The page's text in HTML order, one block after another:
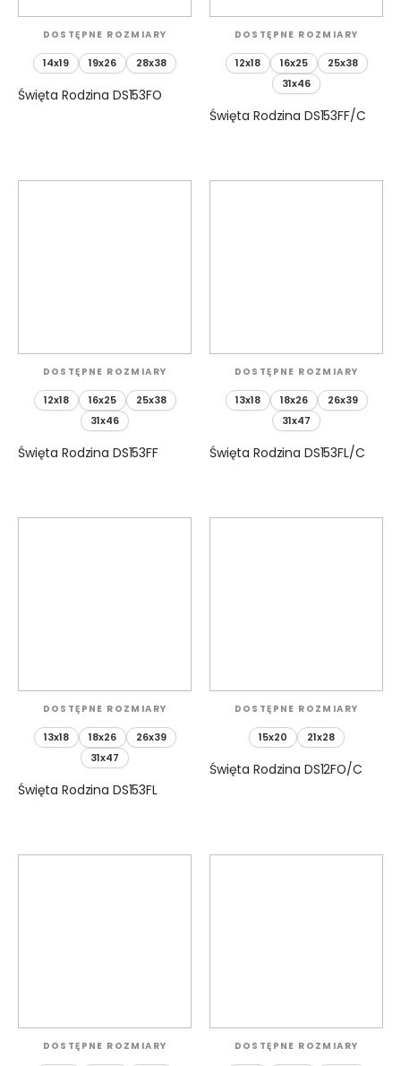
DOSTĘPNE ROZMIARY
14x19 19x26 28x38
Święta Rodzina DS153FO
DOSTĘPNE ROZMIARY
12x18 16x25
25x38
31x46
Święta Rodzina DS153FF/C
DOSTĘPNE ROZMIARY
12x18 16x25
25x38
31x46
Święta Rodzina DS153FF
DOSTĘPNE ROZMIARY
13x18 18x26
26x39
31x47
Święta Rodzina DS153FL/C
DOSTĘPNE ROZMIARY
13x18 18x26
26x39
31x47
Święta Rodzina DS153FL
DOSTĘPNE ROZMIARY
15x20 21x28
Święta Rodzina DS12FO/C
DOSTĘPNE ROZMIARY DOSTĘPNE ROZMIARY